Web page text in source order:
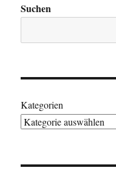
Suchen
Kategorien